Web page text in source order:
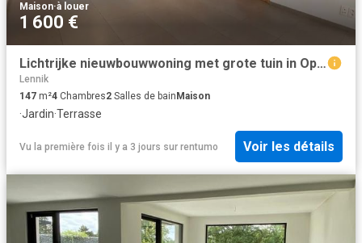
Maison·à louer
1 600 €
Lichtrijke nieuwbouwwoning met grote tuin in Opwijk!
Lennik
147 m²4 Chambres2 Salles de bainMaison
·Jardin·Terrasse
Vu la première fois il y a 3 jours sur rentumo Voir les détails